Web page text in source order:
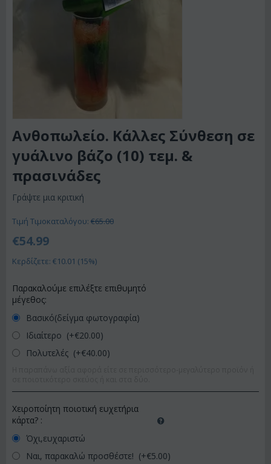
Ανθοπωλείο. Κάλλες Σύνθεση σε
γυάλινο βάζο (10) τεμ. &
πρασινάδες
Γράψτε μια κριτική
Τιμή Τιμοκαταλόγου: €65.00
€54.99
Κερδίζετε: €10.01 (15%)
Παρακαλούμε επιλέξτε επιθυμητό
μέγεθος:
Βασικό(δείγμα φωτογραφία)
Ιδιαίτερο (+€20.00)
Πολυτελές (+€40.00)
Χειροποίητη ποιοτική ευχετήρια
κάρτα? :
Όχι,ευχαριστώ
Ναι, παρακαλώ προσθέστε! (+€5.00)